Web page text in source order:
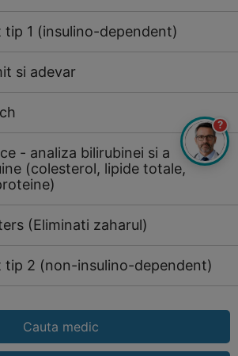
tip 1 (insulino-dependent)
si adevar
- analiza bilirubinei si a
(colesterol, lipide totale,
(Eliminati zaharul)
tip 2 (non-insulino-dependent)
Cauta medic
?